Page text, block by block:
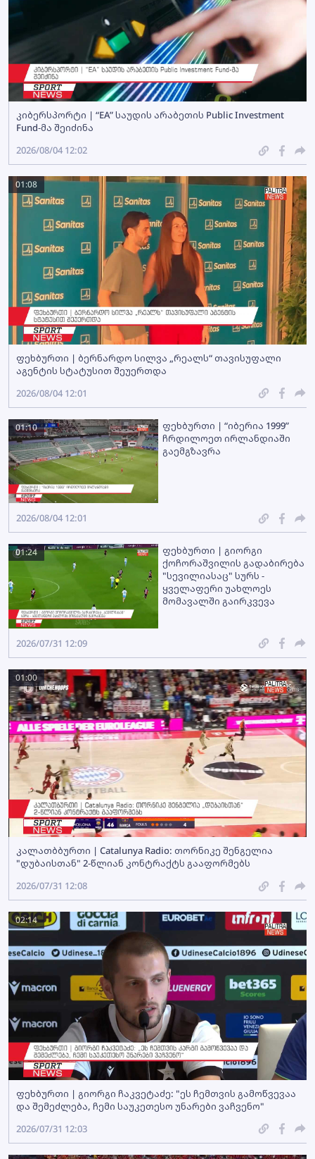
კიბერსპორტი | “EA” საუდის არაბეთის Public Investment
Fund-მა შეიძინა
2026/08/04 12:02
ფეხბურთი | ბერნარდო სილვა „რეალს“ თავისუფალი
აგენტის სტატუსით შეუერთდა
01:08
2026/08/04 12:01
ფეხბურთი | “იბერია 1999”
ჩრდილოეთ ირლანდიაში
გაემგზავრა
01:10
2026/08/04 12:01
ფეხბურთი | გიორგი
ქოჩორაშვილის გადაბირება
"სევილიასაც" სურს -
ყველაფერი უახლოეს
მომავალში გაირკვევა
01:24
2026/07/31 12:09
კალათბბურთი | Catalunya Radio: თორნიკე შენგელია
"დუბაისთან" 2-წლიან კონტრაქტს გააფორმებს
01:00
2026/07/31 12:08
ფეხბურთი | გიორგი ჩაკვეტაძე: "ეს ჩემთვის გამოწვევაა
და შემეძლება, ჩემი საუკეთესო უნარები ვაჩვენო"
02:14
2026/07/31 12:03